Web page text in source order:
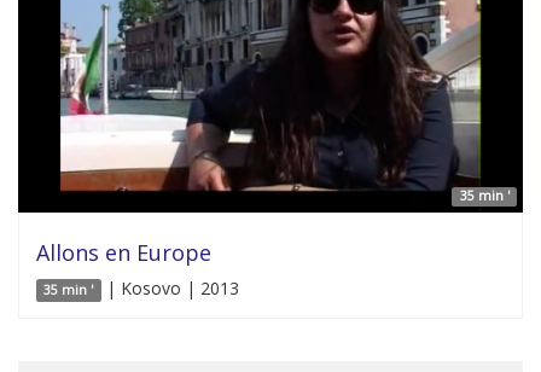
35 min '
Allons en Europe
35 min ' | Kosovo | 2013